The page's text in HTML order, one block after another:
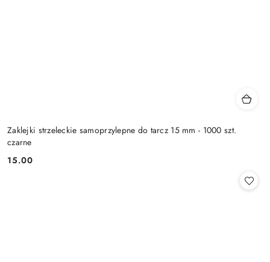
Zaklejki strzeleckie samoprzylepne do tarcz 15 mm - 1000 szt.
czarne
Cena:
15.00